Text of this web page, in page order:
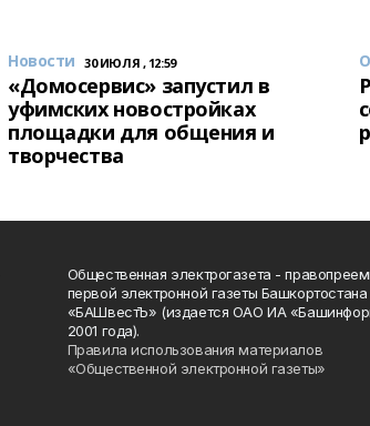
Новости 30 ИЮЛЯ , 12:59
«Домосервис» запустил в
уфимских новостройках
площадки для общения и
творчества
Общественная электрогазета -
первой электронной газеты Башкортостана
«БАШвестЪ» (издается ОАО ИА
2001 года).
Правила использования материалов
«Общественной электронной газеты»